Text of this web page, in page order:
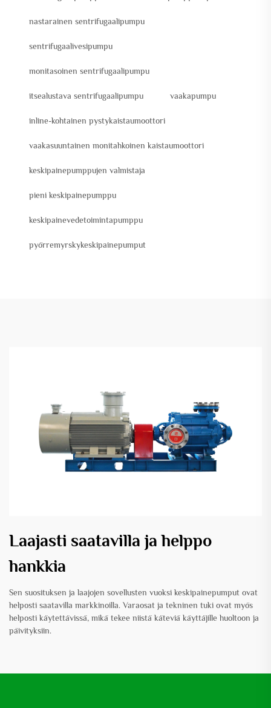
nastarainen sentrifugaalipumpu
sentrifugaalivesipumpu
monitasoinen sentrifugaalipumpu
itsealustava sentrifugaalipumpu vaakapumpu
inline-kohtainen pystykaistaumoottori
vaakasuuntainen monitahkoinen kaistaumoottori
keskipainepumppujen valmistaja
pieni keskipainepumppu
keskipainevedetoimintapumppu
pyörremyrskykeskipainepumput
Laajasti saatavilla ja helppo
hankkia
Sen suosituksen ja laajojen sovellusten vuoksi keskipainepumput ovat
helposti saatavilla markkinoilla. Varaosat ja tekninen tuki ovat myös
helposti käytettävissä, mikä tekee niistä käteviä käyttäjille huoltoon ja
päivityksiin.